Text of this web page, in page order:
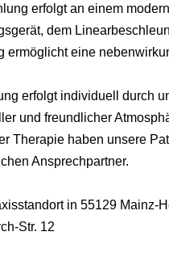
erfolgt an einem
dem
ermöglicht eine
erfolgt individuell durch
und freundlicher
Therapie haben unsere
Ansprechpartner.
in 55129 Mainz-
Str. 12